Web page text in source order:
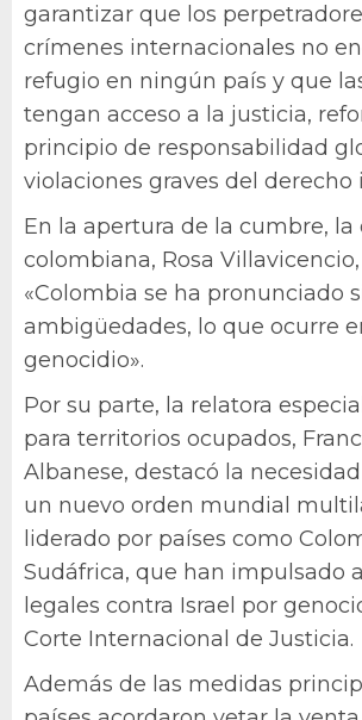
garantizar que los
crímenes internacionales no
refugio en ningún país y que
tengan acceso a la justicia,
principio de responsabilidad
violaciones graves del derecho
En la apertura de la cumbre, la
colombiana, Rosa
«Colombia se ha pronunciado
ambigüedades, lo que ocurre
genocidio».
Por su parte, la relatora
para territorios ocupados,
Albanese, destacó la
un nuevo orden mundial
liderado por países como
Sudáfrica, que han impulsado
legales contra Israel por
Corte Internacional de Justicia.
Además de las medidas